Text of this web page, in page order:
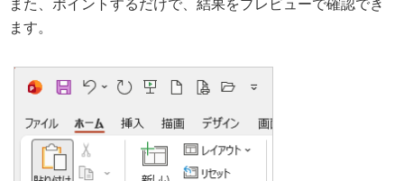
また、ポイントするだけで、結果をプレビューで確認でき
ます。